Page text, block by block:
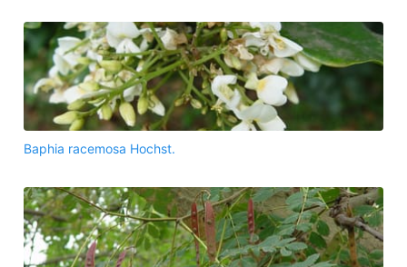
Baphia racemosa Hochst.